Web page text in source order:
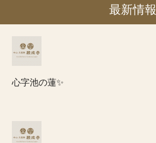
最新情報
心字池の蓮✨